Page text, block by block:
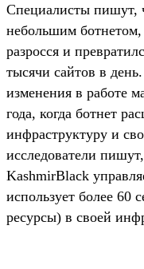
Специалисты пишут,
небольшим
разросся и
тысячи сайтов в
изменения в работе
года, когда ботнет
инфраструктуру и
исследователи
KashmirBlack
использует более 60
ресурсы) в своей